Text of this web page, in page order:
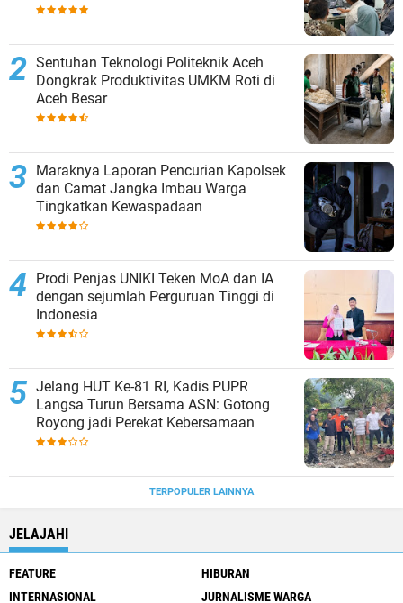
Sentuhan Teknologi Politeknik Aceh
Dongkrak Produktivitas UMKM Roti di
Aceh Besar
Maraknya Laporan Pencurian Kapolsek
dan Camat Jangka Imbau Warga
Tingkatkan Kewaspadaan
Prodi Penjas UNIKI Teken MoA dan IA
dengan sejumlah Perguruan Tinggi di
Indonesia
Jelang HUT Ke-81 RI, Kadis PUPR
Langsa Turun Bersama ASN: Gotong
Royong jadi Perekat Kebersamaan
TERPOPULER LAINNYA
JELAJAHI
FEATURE
HIBURAN
INTERNASIONAL
JURNALISME WARGA